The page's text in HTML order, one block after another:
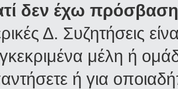
δεν έχω
Δ. Συζητήσεις
μέλη ή
ή για